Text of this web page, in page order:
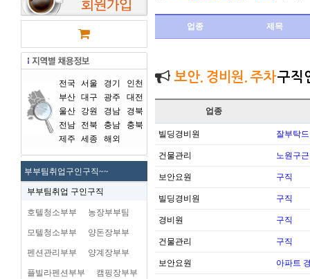
전국 서울 경기
인천
부산 대구 광주
대전
울산
강원 경남
경북
전남
전북 충남
충북
제주
세종 해외
부부팀취업구인구직~~
부부팀취업 구인구직
호텔청소부부 농장부부팀
모텔청소부부 양돈장부부
펜션관리부부 양계장부부
플빌라펜션부부 캠핑장부부
업종 제목
보안. 경비원. 주차구직
업종
빌딩경비원 잘부탁
건물관리 노원구
보안요원 구직
빌딩경비원 구직
경비원 구직
건물관리 구직
보안요원 아파트